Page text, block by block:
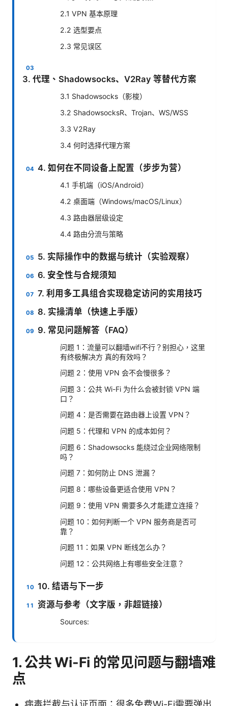
2.1 VPN 基本原理
2.2 选型要点
2.3 常见误区
3. 代理、Shadowsocks、V2Ray 等替代方案
3.1 Shadowsocks（影梭）
3.2 ShadowsocksR、Trojan、WS/WSS
3.3 V2Ray
3.4 何时选择代理方案
4. 如何在不同设备上配置（步步为营）
4.1 手机端（iOS/Android）
4.2 桌面端（Windows/macOS/Linux）
4.3 路由器层级设定
4.4 路由分流与策略
5. 实际操作中的数据与统计（实验观察）
6. 安全性与合规须知
7. 利用多工具组合实现稳定访问的实用技巧
8. 实操清单（快速上手版）
9. 常见问题解答（FAQ）
问题 1：流量可以翻墙wifi不行？别担心，这里
有终极解决方 真的有效吗？
问题 2：使用 VPN 会不会慢很多？
问题 3：公共 Wi-Fi 为什么会被封锁 VPN 端
口？
问题 4：是否需要在路由器上设置 VPN？
问题 5：代理和 VPN 的成本如何？
问题 6：Shadowsocks 能绕过企业网络限制
吗？
问题 7：如何防止 DNS 泄漏？
问题 8：哪些设备更适合使用 VPN？
问题 9：使用 VPN 需要多久才能建立连接？
问题 10：如何判断一个 VPN 服务商是否可
靠？
问题 11：如果 VPN 断线怎么办？
问题 12：公共网络上有哪些安全注意？
10. 结语与下一步
资源与参考（文字版，非超链接）
Sources:
1. 公共 Wi-Fi 的常见问题与翻墙难
点